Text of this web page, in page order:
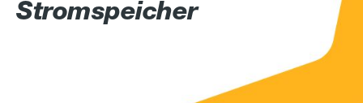
Stromspeicher